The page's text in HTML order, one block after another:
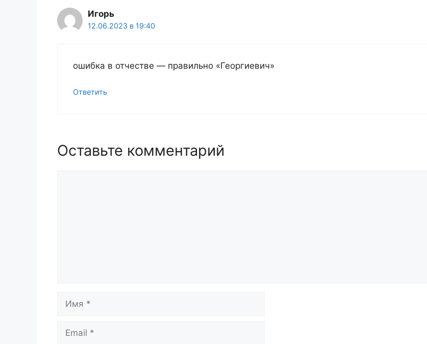
Игорь
12.06.2023 в 19:40
ошибка в отчестве — правильно «Георгиевич»
Ответить
Оставьте комментарий
Имя
Email